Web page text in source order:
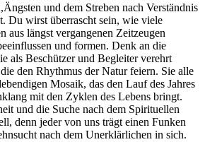
‍und⁣ dem ​Streben nach Verständnis
Du ⁢wirst überrascht sein, wie viele
aus längst vergangenen Zeitzeugen
und formen. Denk an die
als Beschützer und Begleiter‌ verehrt
den Rhythmus ‍der Natur feiern. ⁣Sie alle
Mosaik, das ⁢den Lauf des Jahres
mit ⁣den ⁢Zyklen des‍ Lebens bringt.
‍und ‌die Suche nach dem Spirituellen
denn jeder von uns trägt ⁢einen Funken
nach dem Unerklärlichen in sich.